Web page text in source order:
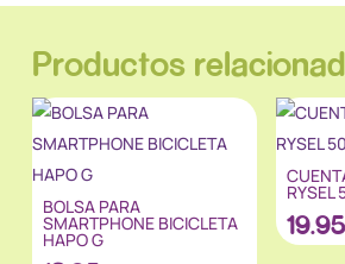
Productos
BOLSA PARA
SMARTPHONE BICICLETA
HAPO G
RYSEL